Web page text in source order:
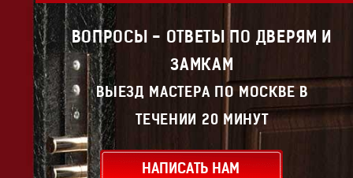
ВОПРОСЫ - ОТВЕТЫ ПО ДВЕРЯМ И
ЗАМКАМ
ВЫЕЗД МАСТЕРА ПО МОСКВЕ В
ТЕЧЕНИИ 20 МИНУТ
НАПИСАТЬ НАМ